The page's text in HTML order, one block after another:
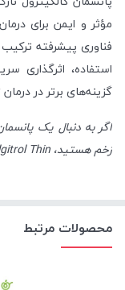
مؤثر و ایمن برای
فناوری پیشرفته
استفاده، اثرگذاری
گزینه‌های برتر در
اگر به دنبال یک
زخم هستید، Askina Calgitrol Thin انتخابی اطمینان‌بخش است.
محصولات مرتبط